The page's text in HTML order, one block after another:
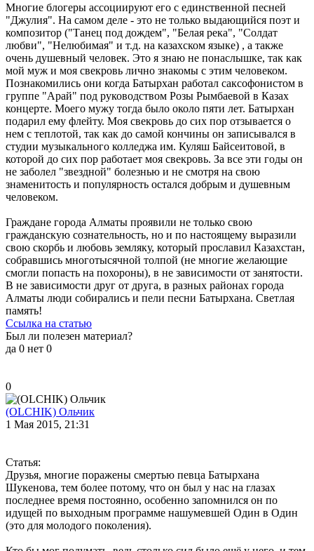
Многие блогеры ассоциируют его с единственной песней
"Джулия". На самом деле - это не только выдающийся поэт и
композитор ("Танец под дождем", "Белая река", "Солдат
любви", "Нелюбимая" и т.д. на казахском языке) , а также
очень душевный человек. Это я знаю не понаслышке, так как
мой муж и моя свекровь лично знакомы с этим человеком.
Познакомились они когда Батырхан работал саксофонистом в
группе "Арай" под руководством Розы Рымбаевой в Казах
концерте. Моего мужу тогда было около пяти лет. Батырхан
подарил ему флейту. Моя свекровь до сих пор отзывается о
нем с теплотой, так как до самой кончины он записывался в
студии музыкального колледжа им. Куляш Байсеитовой, в
которой до сих пор работает моя свекровь. За все эти годы он
не заболел "звездной" болезнью и не смотря на свою
знаменитость и популярность остался добрым и душевным
человеком.
Граждане города Алматы проявили не только свою
гражданскую сознательность, но и по настоящему выразили
свою скорбь и любовь земляку, который прославил Казахстан,
собравшись многотысячной толпой (не многие желающие
смогли попасть на похороны), в не зависимости от занятости.
В не зависимости друг от друга, в разных районах города
Алматы люди собирались и пели песни Батырхана. Светлая
память!
Ссылка на статью
Был ли полезен материал?
да 0 нет 0
0
(OLCHIK) Ольчик
1 Мая 2015, 21:31
Статья:
Друзья, многие поражены смертью певца Батырхана
Шукенова, тем более потому, что он был у нас на глазах
последнее время постоянно, особенно запомнился он по
идущей по выходным программе нашумевшей Один в Один
(это для молодого поколения).